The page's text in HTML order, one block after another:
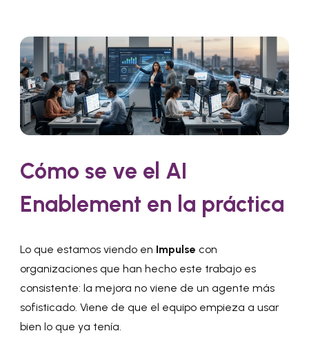
Cómo se ve el AI
Enablement en la práctica
Lo que estamos viendo en Impulsecon
organizaciones que han hecho este trabajo es
consistente: la mejora no viene de un agente más
sofisticado. Viene de que el equipo empieza a usar
bien lo que ya tenía.